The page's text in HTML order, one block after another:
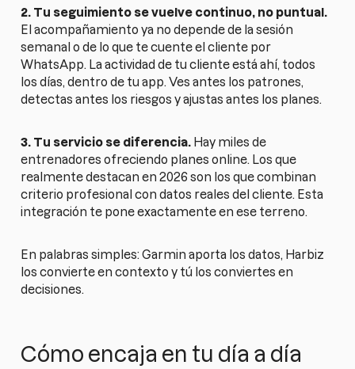
2. Tu seguimiento se vuelve continuo, no puntual.
El acompañamiento ya no depende de la sesión
semanal o de lo que te cuente el cliente por
WhatsApp. La actividad de tu cliente está ahí, todos
los días, dentro de tu app. Ves antes los patrones,
detectas antes los riesgos y ajustas antes los planes.
3. Tu servicio se diferencia. Hay miles de
entrenadores ofreciendo planes online. Los que
realmente destacan en 2026 son los que combinan
criterio profesional con datos reales del cliente. Esta
integración te pone exactamente en ese terreno.
En palabras simples: Garmin aporta los datos, Harbiz
los convierte en contexto y tú los conviertes en
decisiones.
Cómo encaja en tu día a día